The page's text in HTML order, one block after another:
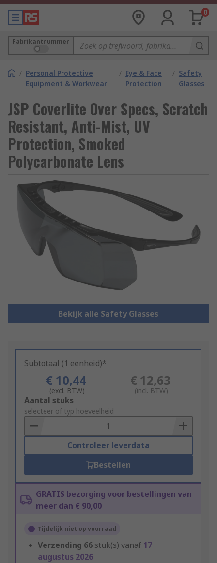
0
Fabrikantnummer
/ Personal Protective
Equipment & Workwear
/ Eye & Face
Protection
/ Safety
Glasses
JSP Coverlite Over Specs, Scratch
Resistant, Anti-Mist, UV
Protection, Smoked
Polycarbonate Lens
Bekijk alle Safety Glasses
Subtotaal (1 eenheid)*
€ 10,44
(excl. BTW)
€ 12,63
(incl. BTW)
Add
to
Basket
Aantal stuks
selecteer of typ hoeveelheid
Controleer leverdata
Bestellen
GRATIS bezorging voor bestellingen van
meer dan € 90,00
Tijdelijk niet op voorraad
Verzending 66 stuk(s) vanaf 17
augustus 2026